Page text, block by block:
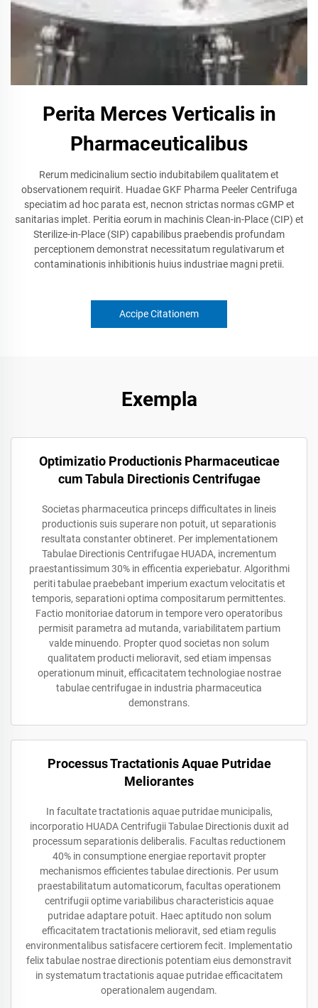
Perita Merces Verticalis in
Pharmaceuticalibus
Rerum medicinalium sectio indubitabilem qualitatem et
observationem requirit. Huadae GKF Pharma Peeler Centrifuga
speciatim ad hoc parata est, necnon strictas normas cGMP et
sanitarias implet. Peritia eorum in machinis Clean-in-Place (CIP) et
Sterilize-in-Place (SIP) capabilibus praebendis profundam
perceptionem demonstrat necessitatum regulativarum et
contaminationis inhibitionis huius industriae magni pretii.
Accipe Citationem
Exempla
Optimizatio Productionis Pharmaceuticae
cum Tabula Directionis Centrifugae
Societas pharmaceutica princeps difficultates in lineis
productionis suis superare non potuit, ut separationis
resultata constanter obtineret. Per implementationem
Tabulae Directionis Centrifugae HUADA, incrementum
praestantissimum 30% in efficentia experiebatur. Algorithmi
periti tabulae praebebant imperium exactum velocitatis et
temporis, separationi optima compositarum permittentes.
Factio monitoriae datorum in tempore vero operatoribus
permisit parametra ad mutanda, variabilitatem partium
valde minuendo. Propter quod societas non solum
qualitatem producti melioravit, sed etiam impensas
operationum minuit, efficacitatem technologiae nostrae
tabulae centrifugae in industria pharmaceutica
demonstrans.
Processus Tractationis Aquae Putridae
Meliorantes
In facultate tractationis aquae putridae municipalis,
incorporatio HUADA Centrifugii Tabulae Directionis duxit ad
processum separationis deliberalis. Facultas reductionem
40% in consumptione energiae reportavit propter
mechanismos efficientes tabulae directionis. Per usum
praestabilitatum automaticorum, facultas operationem
centrifugii optime variabilibus characteristicis aquae
putridae adaptare potuit. Haec aptitudo non solum
efficacitatem tractationis melioravit, sed etiam regulis
environmentalibus satisfacere certiorem fecit. Implementatio
felix tabulae nostrae directionis potentiam eius demonstravit
in systematum tractationis aquae putridae efficacitatem
operationalem augendam.